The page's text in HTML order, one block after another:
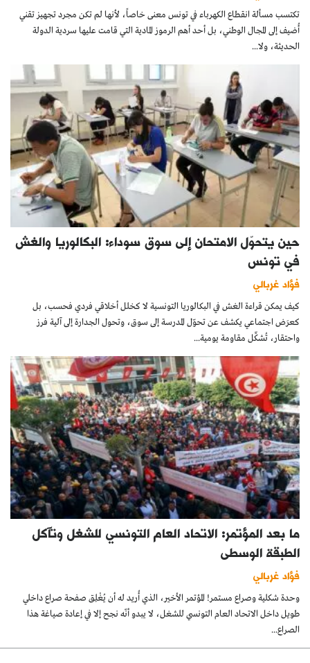
تكتسب مسألة انقطاع الكهرباء في تونس معنى خاصاً، لأنها لم تكن مجرد تجهيز تقني
أُضيف إلى المجال الوطني، بل أحد أهم الرموز المادية التي قامت عليها سردية الدولة
الحديثة، ولا...
حين يتحوّل الامتحان إلى سوق سوداء: البكالوريا والغش
في تونس
فؤاد غربالي
كيف يمكن قراءة الغش في البكالوريا التونسية لا كخلل أخلاقي فردي فحسب، بل
كعرَض اجتماعي يكشف عن تحوّل المدرسة إلى سوق، وتحول الجدارة إلى آلية فرز
واحتقار، تُشكِّل مقاومة يومية...
ما بعد المؤتمر: الاتحاد العام التونسي للشغل وتآكل
الطبقة الوسطى
فؤاد غربالي
وحدة شكلية وصراع مستمر! المؤتمر الأخير، الذي أُريد له أن يُغْلِق صفحة صراع داخلي
طويل داخل الاتحاد العام التونسي للشغل، لا يبدو أنّه نجح إلا في إعادة صياغة هذا
الصراع...